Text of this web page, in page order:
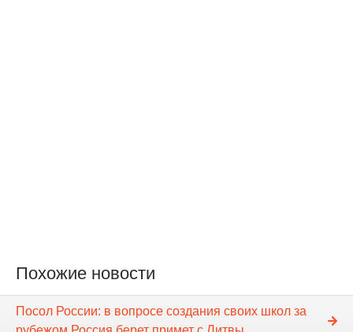
Похожие новости
Посол России: в вопросе создания своих школ за